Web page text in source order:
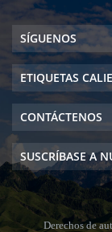
SÍGUENOS
ETIQUETAS
CONTÁCTENOS
SUSCRÍBASE A
Derechos de